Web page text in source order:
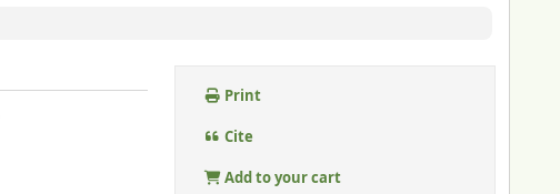
Print
Cite
Add to your cart